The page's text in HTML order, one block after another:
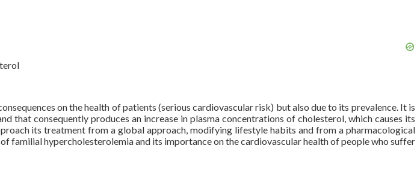
on the health of patients (serious cardiovascular risk) but also due to its prevalence. It is
consequently produces an increase in plasma concentrations of cholesterol, which causes its
its treatment from a global approach, modifying lifestyle habits and from a pharmacological
hypercholesterolemia and its importance on the cardiovascular health of people who suffer